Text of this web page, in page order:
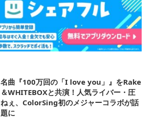
名曲『100万回の「I love you」』をRake
＆WHITEBOXと共演！人気ライバー・圧
ねぇ、ColorSing初のメジャーコラボが話
題に